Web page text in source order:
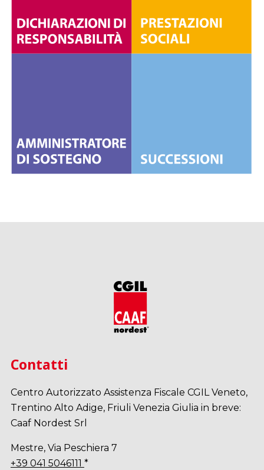
Contatti
Centro Autorizzato Assistenza Fiscale CGIL Veneto,
Trentino Alto Adige, Friuli Venezia Giulia in breve:
Caaf Nordest Srl
Mestre, Via Peschiera 7
+39 041 5046111 *